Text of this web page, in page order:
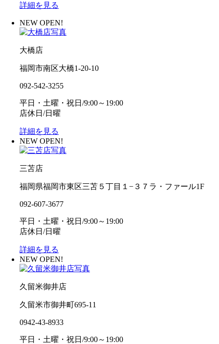
詳細を見る
NEW OPEN!
大橋店
福岡市南区大橋1-20-10
092-542-3255
平日・土曜・祝日/9:00～19:00
店休日/日曜
詳細を見る
NEW OPEN!
三苫店
福岡県福岡市東区三苫５丁目１−３７ラ・ファール1F
092-607-3677
平日・土曜・祝日/9:00～19:00
店休日/日曜
詳細を見る
NEW OPEN!
久留米御井店
久留米市御井町695-11
0942-43-8933
平日・土曜・祝日/9:00～19:00